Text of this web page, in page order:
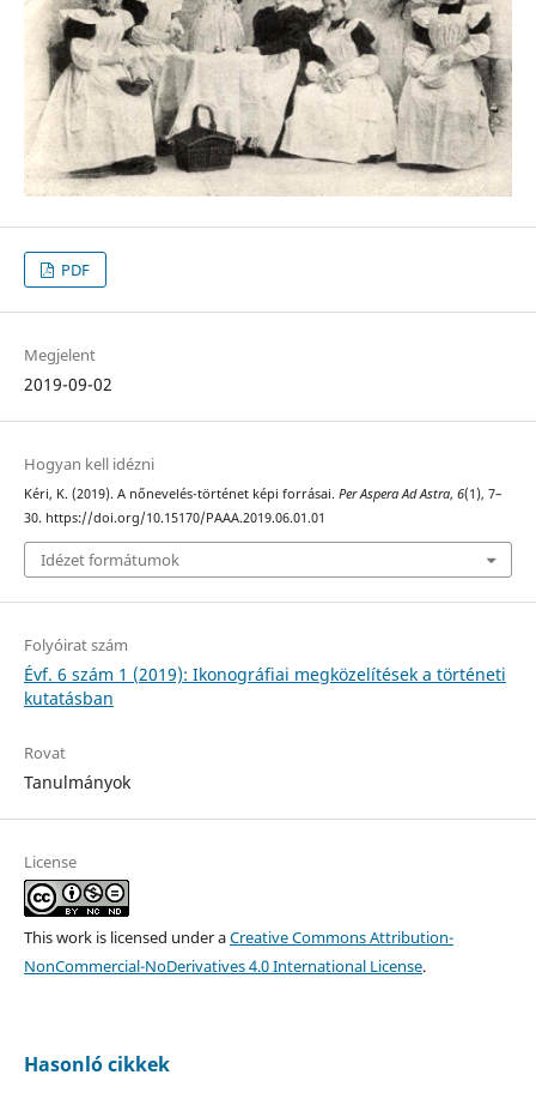
PDF
Megjelent
2019-09-02
Hogyan kell idézni
Kéri, K. (2019). A nőnevelés-történet képi forrásai. Per Aspera Ad Astra, 6(1), 7–
30. https://doi.org/10.15170/PAAA.2019.06.01.01
Idézet formátumok
Folyóirat szám
Évf. 6 szám 1 (2019): Ikonográfiai megközelítések a történeti
kutatásban
Rovat
Tanulmányok
License
This work is licensed under aCreative Commons Attribution-
NonCommercial-NoDerivatives 4.0 International License.
Hasonló cikkek